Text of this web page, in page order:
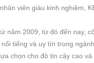
viên giàu kinh nghiệm,
năm 2009, từ đó đến nay,
tiếng và uy tín trong
chọn cho độ tin cậy cao